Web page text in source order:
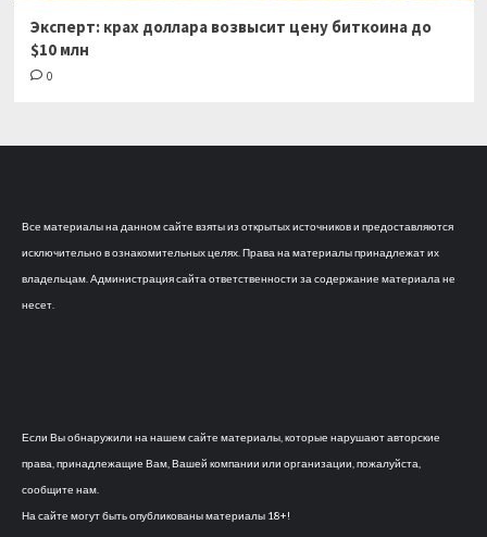
Эксперт: крах доллара возвысит цену биткоина до
$10 млн
0
Все материалы на данном сайте взяты из открытых источников и предоставляются
исключительно в ознакомительных целях. Права на материалы принадлежат их
владельцам. Администрация сайта ответственности за содержание материала не
несет.
Если Вы обнаружили на нашем сайте материалы, которые нарушают авторские
права, принадлежащие Вам, Вашей компании или организации, пожалуйста,
сообщите нам.
На сайте могут быть опубликованы материалы 18+!